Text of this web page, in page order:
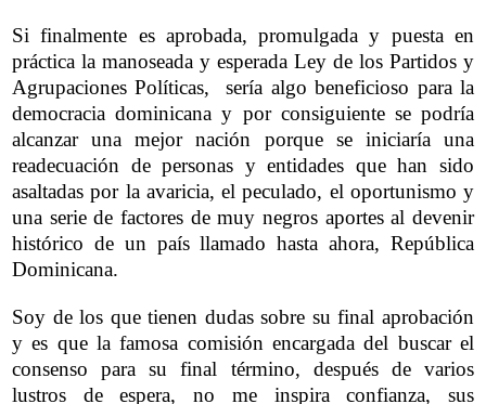
Si finalmente es aprobada, promulgada y puesta en
práctica la manoseada y esperada Ley de los Partidos y
Agrupaciones Políticas, sería algo beneficioso para la
democracia dominicana y por consiguiente se podría
alcanzar una mejor nación porque se iniciaría una
readecuación de personas y entidades que han sido
asaltadas por la avaricia, el peculado, el oportunismo y
una serie de factores de muy negros aportes al devenir
histórico de un país llamado hasta ahora, República
Dominicana.
Soy de los que tienen dudas sobre su final aprobación
y es que la famosa comisión encargada del buscar el
consenso para su final término, después de varios
lustros de espera, no me inspira confianza, sus